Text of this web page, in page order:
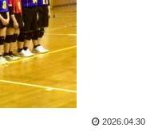
2026.04.30